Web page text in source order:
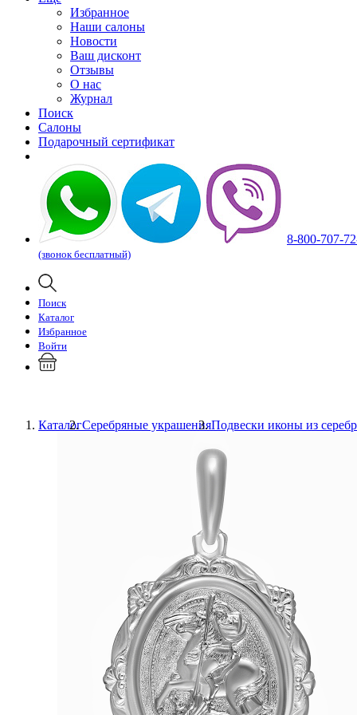
Избранное
Наши салоны
Новости
Ваш дисконт
Отзывы
О нас
Журнал
Поиск
Салоны
Подарочный сертификат
8-800-707-
(звонок бесплатный)
Поиск
Каталог
Избранное
Войти
КаталогСеребряные украшенияПодвески иконы из